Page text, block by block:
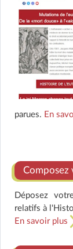
parues. En
Composez
Déposez
relatifs à
En savoir plus